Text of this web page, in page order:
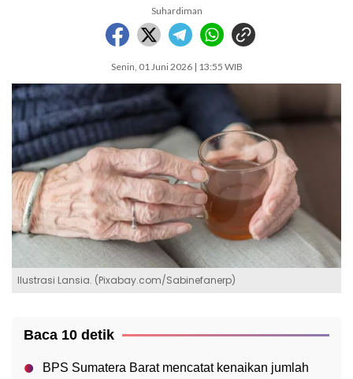
Suhardiman
Senin, 01 Juni 2026 | 13:55 WIB
Ilustrasi Lansia. (Pixabay.com/Sabinefanerp)
Baca 10 detik
BPS Sumatera Barat mencatat kenaikan jumlah